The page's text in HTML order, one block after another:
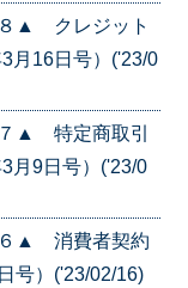
８▲ クレジット
月16日号）('23/0
▲ 特定商取引
月9日号）('23/0
６▲ 消費者契約
号）('23/02/16)